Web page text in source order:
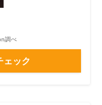
調べ
ェック